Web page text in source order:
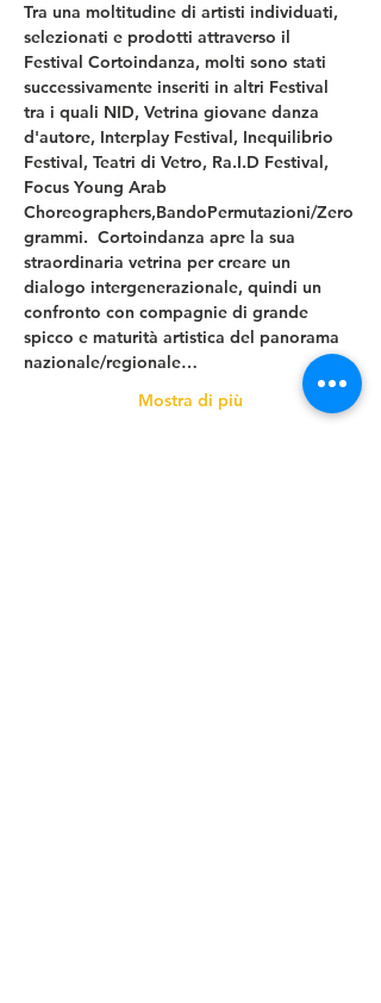
Tra una moltitudine di artisti individuati,
selezionati e prodotti attraverso il
Festival Cortoindanza, molti sono stati
successivamente inseriti in altri Festival
tra i quali NID, Vetrina giovane danza
d'autore, Interplay Festival, Inequilibrio
Festival, Teatri di Vetro, Ra.I.D Festival,
Focus Young Arab
Choreographers,BandoPermutazioni/Zero
grammi.  Cortoindanza apre la sua
straordinaria vetrina per creare un
dialogo intergenerazionale, quindi un
confronto con compagnie di grande
spicco e maturità artistica del panorama
nazionale/regionale…
Mostra di più